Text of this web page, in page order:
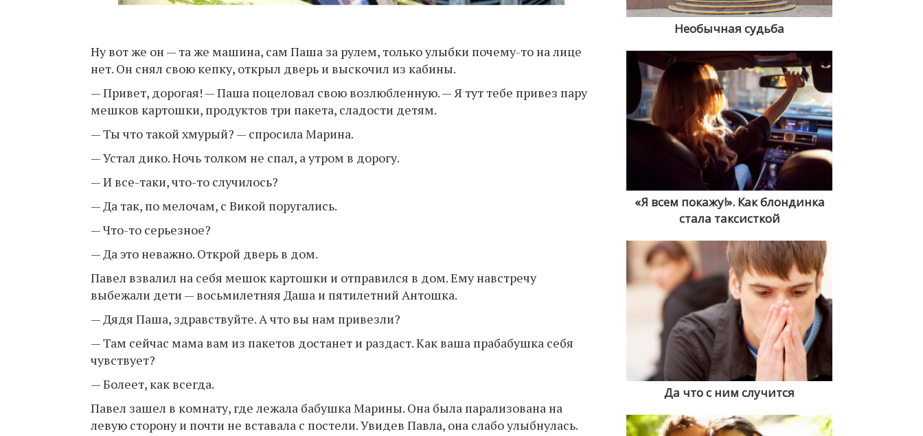
Ну вот же он — та же машина, сам Паша за рулем, только улыбки почему-то на лице
нет. Он снял свою кепку, открыл дверь и выскочил из кабины.
— Привет, дорогая! — Паша поцеловал свою возлюбленную. — Я тут тебе привез пару
мешков картошки, продуктов три пакета, сладости детям.
— Ты что такой хмурый? — спросила Марина.
— Устал дико. Ночь толком не спал, а утром в дорогу.
— И все-таки, что-то случилось?
— Да так, по мелочам, с Викой поругались.
— Что-то серьезное?
— Да это неважно. Открой дверь в дом.
Павел взвалил на себя мешок картошки и отправился в дом. Ему навстречу
выбежали дети — восьмилетняя Даша и пятилетний Антошка.
— Дядя Паша, здравствуйте. А что вы нам привезли?
— Там сейчас мама вам из пакетов достанет и раздаст. Как ваша прабабушка себя
чувствует?
— Болеет, как всегда.
Павел зашел в комнату, где лежала бабушка Марины. Она была парализована на
левую сторону и почти не вставала с постели. Увидев Павла, она слабо улыбнулась.
Необычная судьба
«Я всем покажу!». Как блондинка
стала таксисткой
Да что с ним случится